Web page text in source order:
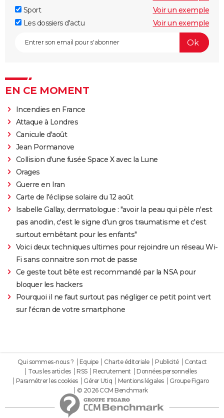
Sport
Voir un exemple
Les dossiers d'actu
Voir un exemple
EN CE MOMENT
Incendies en France
Attaque à Londres
Canicule d'août
Jean Pormanove
Collision d'une fusée Space X avec la Lune
Orages
Guerre en Iran
Carte de l'éclipse solaire du 12 août
Isabelle Gallay, dermatologue : "avoir la peau qui pèle n'est
pas anodin, c'est le signe d'un gros traumatisme et c'est
surtout embêtant pour les enfants"
Voici deux techniques ultimes pour rejoindre un réseau Wi-
Fi sans connaitre son mot de passe
Ce geste tout bête est recommandé par la NSA pour
bloquer les hackers
Pourquoi il ne faut surtout pas négliger ce petit point vert
sur l'écran de votre smartphone
Qui sommes-nous ? Equipe Charte éditoriale Publicité
Contact
Tous les articles
RSS Recrutement
Données personnelles
Paramétrer les cookies
Gérer Utiq Mentions légales
Groupe Figaro
© 2026 CCM Benchmark